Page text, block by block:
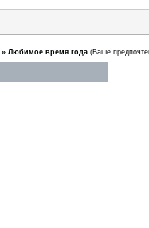
» Любимое время года (Ваше